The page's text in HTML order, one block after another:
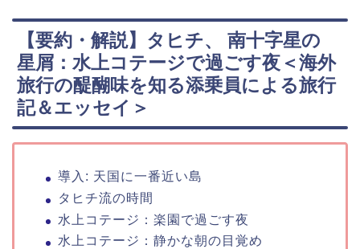
【要約・解説】タヒチ、 南十字星の
星屑：水上コテージで過ごす夜＜海外
旅行の醍醐味を知る添乗員による旅行
記＆エッセイ＞
導入: 天国に一番近い島
タヒチ流の時間
水上コテージ：楽園で過ごす夜
水上コテージ：静かな朝の目覚め